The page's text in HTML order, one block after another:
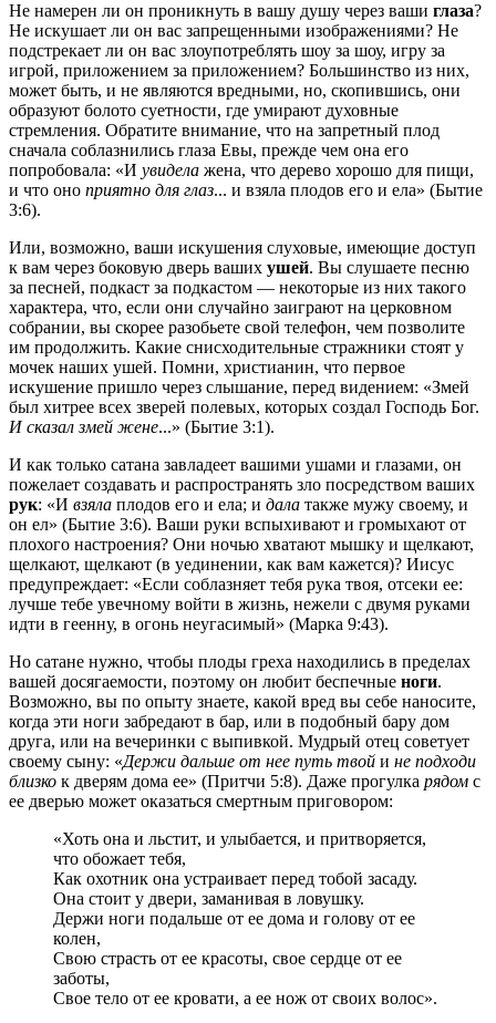
Не намерен ли он проникнуть в вашу душу через ваши глаза?
Не искушает ли он вас запрещенными изображениями? Не
подстрекает ли он вас злоупотреблять шоу за шоу, игру за
игрой, приложением за приложением? Большинство из них,
может быть, и не являются вредными, но, скопившись, они
образуют болото суетности, где умирают духовные
стремления. Обратите внимание, что на запретный плод
сначала соблазнились глаза Евы, прежде чем она его
попробовала: «И увидела жена, что дерево хорошо для пищи,
и что оно приятно для глаз... и взяла плодов его и ела» (Бытие
3:6).
Или, возможно, ваши искушения слуховые, имеющие доступ
к вам через боковую дверь ваших ушей. Вы слушаете песню
за песней, подкаст за подкастом — некоторые из них такого
характера, что, если они случайно заиграют на церковном
собрании, вы скорее разобьете свой телефон, чем позволите
им продолжить. Какие снисходительные стражники стоят у
мочек наших ушей. Помни, христианин, что первое
искушение пришло через слышание, перед видением: «Змей
был хитрее всех зверей полевых, которых создал Господь Бог.
И сказал змей жене...» (Бытие 3:1).
И как только сатана завладеет вашими ушами и глазами, он
пожелает создавать и распространять зло посредством ваших
рук: «И взяла плодов его и ела; и дала также мужу своему, и
он ел» (Бытие 3:6). Ваши руки вспыхивают и громыхают от
плохого настроения? Они ночью хватают мышку и щелкают,
щелкают, щелкают (в уединении, как вам кажется)? Иисус
предупреждает: «Если соблазняет тебя рука твоя, отсеки ее:
лучше тебе увечному войти в жизнь, нежели с двумя руками
идти в геенну, в огонь неугасимый» (Марка 9:43).
Но сатане нужно, чтобы плоды греха находились в пределах
вашей досягаемости, поэтому он любит беспечные ноги.
Возможно, вы по опыту знаете, какой вред вы себе наносите,
когда эти ноги забредают в бар, или в подобный бару дом
друга, или на вечеринки с выпивкой. Мудрый отец советует
своему сыну: «Держи дальше от нее путь твой и не подходи
близко к дверям дома ее» (Притчи 5:8). Даже прогулка рядом с
ее дверью может оказаться смертным приговором:
«Хоть она и льстит, и улыбается, и притворяется,
что обожает тебя,
Как охотник она устраивает перед тобой засаду.
Она стоит у двери, заманивая в ловушку.
Держи ноги подальше от ее дома и голову от ее
колен,
Свою страсть от ее красоты, свое сердце от ее
заботы,
Свое тело от ее кровати, а ее нож от своих волос».